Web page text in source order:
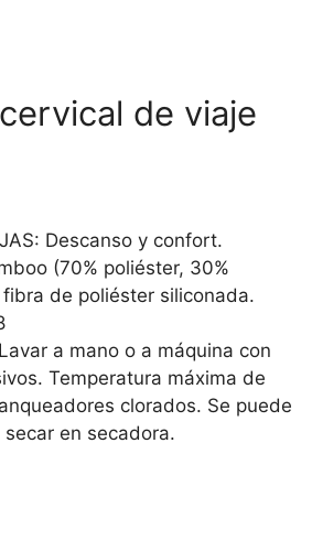
de viaje
Descanso y confort.
(70% poliéster, 30%
de poliéster siliconada.
a mano o a máquina con
Temperatura máxima de
clorados. Se puede
en secadora.